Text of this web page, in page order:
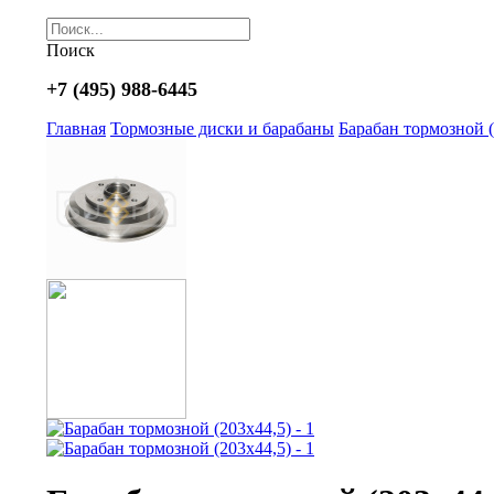
Поиск
+7 (495) 988-6445
Главная Тормозные диски и барабаны Барабан тормозной